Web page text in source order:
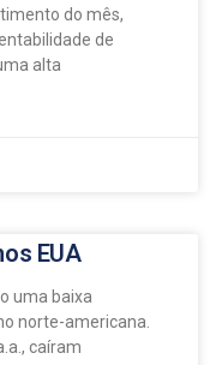
do mês,
de
alta
EUA
uma baixa
norte-americana.
caíram